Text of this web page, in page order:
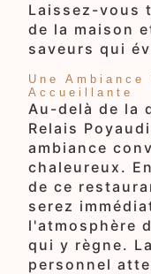
Laissez-vous
de la maison
saveurs qui
Une
Accueillante
Au-delà de la
Relais
ambiance
chaleureux.
de ce
serez
l'atmosphère
qui y règne.
personnel